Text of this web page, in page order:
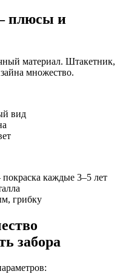
плюсы и
материал. Штакетник,
множество.
вид
каждые 3–5 лет
грибку
забора